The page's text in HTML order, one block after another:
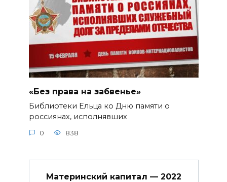
«Без права на забвенье»
Библиотеки Ельца ко Дню памяти о
россиянах, исполнявших
0 838
Материнский капитал — 2022